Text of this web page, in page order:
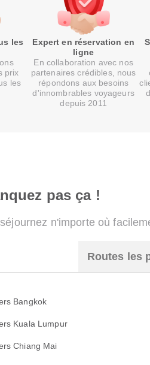
les
prix
les
Expert en réservation en
ligne
En collaboration avec nos
partenaires crédibles, nous
répondons aux besoins
d'innombrables voyageurs
depuis 2011
pas ça !
n'importe où
Routes les
Bangkok
Kuala Lumpur
Chiang Mai